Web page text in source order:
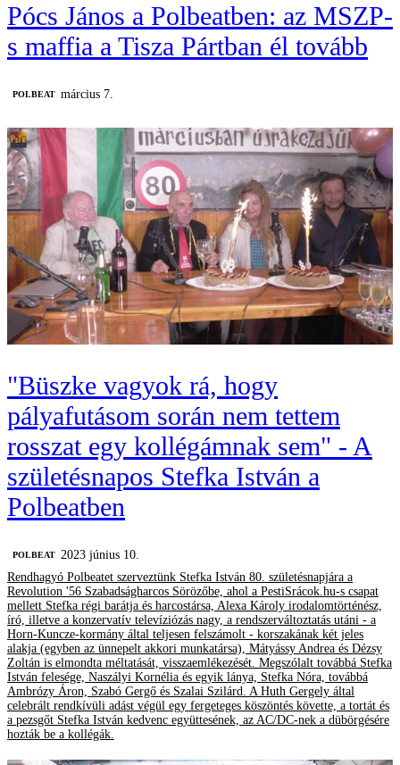
Pócs János a Polbeatben: az MSZP-
s maffia a Tisza Pártban él tovább
‎POLBEAT március 7.
"Büszke vagyok rá, hogy
pályafutásom során nem tettem
rosszat egy kollégámnak sem" - A
születésnapos Stefka István a
Polbeatben
‎POLBEAT 2023 június 10.
Rendhagyó Polbeatet szerveztünk Stefka István 80. születésnapjára a
Revolution '56 Szabadságharcos Sörözőbe, ahol a PestiSrácok.hu-s csapat
mellett Stefka régi barátja és harcostársa, Alexa Károly irodalomtörténész,
író, illetve a konzervatív televíziózás nagy, a rendszerváltoztatás utáni - a
Horn-Kuncze-kormány által teljesen felszámolt - korszakának két jeles
alakja (egyben az ünnepelt akkori munkatársa), Mátyássy Andrea és Dézsy
Zoltán is elmondta méltatását, visszaemlékezését. Megszólalt továbbá Stefka
István felesége, Naszályi Kornélia és egyik lánya, Stefka Nóra, továbbá
Ambrózy Áron, Szabó Gergő és Szalai Szilárd. A Huth Gergely által
celebrált rendkívüli adást végül egy fergeteges köszöntés követte, a tortát és
a pezsgőt Stefka István kedvenc együttesének, az AC/DC-nek a dübörgésére
hozták be a kollégák.